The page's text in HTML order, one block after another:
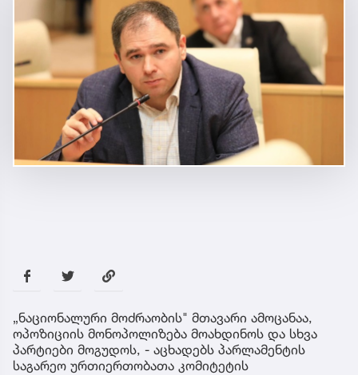
„ნაციონალური მოძრაობის" მთავარი ამოცანაა,
ოპოზიციის მონოპოლიზება მოახდინოს და სხვა
პარტიები მოგუდოს, - აცხადებს პარლამენტის
საგარეო ურთიერთობათა კომიტეტის